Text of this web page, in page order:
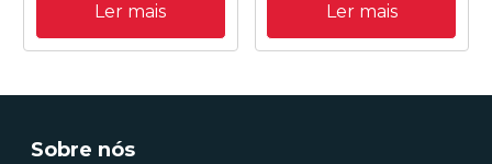
institucional.
31/08/2020 09:00:00
Ler mais
19/10/2020 18:25:00
Ler mais
Sobre nós